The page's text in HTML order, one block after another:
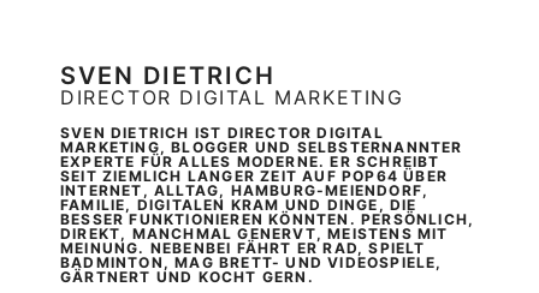
SVEN DIETRICH
DIRECTOR DIGITAL MARKETING
SVEN DIETRICH IST DIRECTOR DIGITAL
MARKETING, BLOGGER UND SELBSTERNANNTER
EXPERTE FÜR ALLES MODERNE. ER SCHREIBT
SEIT ZIEMLICH LANGER ZEIT AUF POP64 ÜBER
INTERNET, ALLTAG, HAMBURG-MEIENDORF,
FAMILIE, DIGITALEN KRAM UND DINGE, DIE
BESSER FUNKTIONIEREN KÖNNTEN. PERSÖNLICH,
DIREKT, MANCHMAL GENERVT, MEISTENS MIT
MEINUNG. NEBENBEI FÄHRT ER RAD, SPIELT
BADMINTON, MAG BRETT- UND VIDEOSPIELE,
GÄRTNERT UND KOCHT GERN.